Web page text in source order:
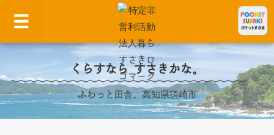
くらすなら すさきかな。
ふわっと田舎。高知県須崎市